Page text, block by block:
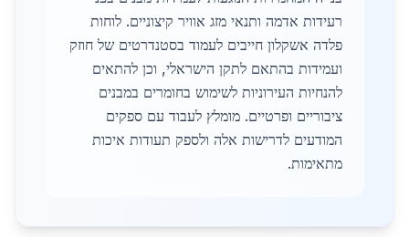
רעידות אדמה ותנאי מזג אוויר קיצוניים. לוחות
פלדה אשקלון חייבים לעמוד בסטנדרטים של חוזק
ועמידות בהתאם לתקן הישראלי, וכן להתאים
להנחיות העירוניות לשימוש בחומרים במבנים
ציבוריים ופרטיים. מומלץ לעבוד עם ספקים
המודעים לדרישות אלה ולספק תעודות איכות
מתאימות.